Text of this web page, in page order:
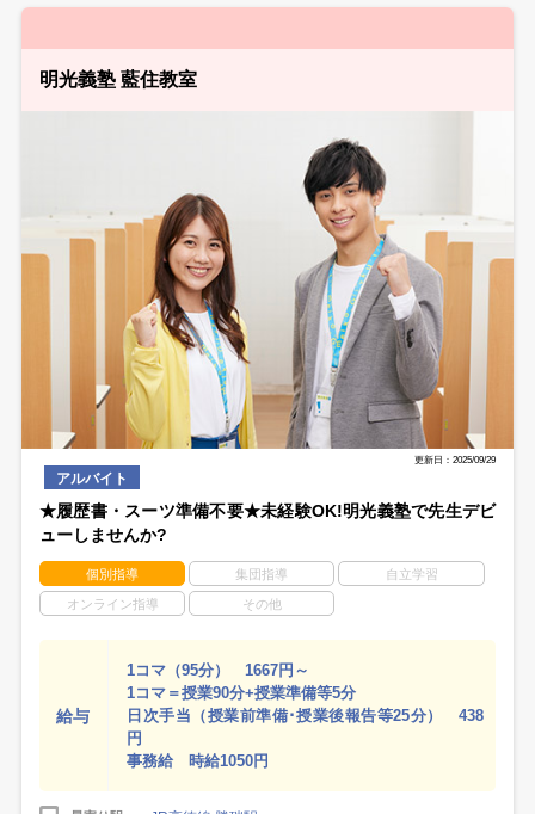
明光義塾 藍住教室
更新日：2025/09/29
アルバイト
★履歴書・スーツ準備不要★未経験OK!明光義塾で先生デビ
ューしませんか?
個別指導 集団指導 自立学習
オンライン指導 その他
給与
1コマ（95分） 1667円～
1コマ＝授業90分+授業準備等5分
日次手当（授業前準備･授業後報告等25分） 438
円
事務給 時給1050円